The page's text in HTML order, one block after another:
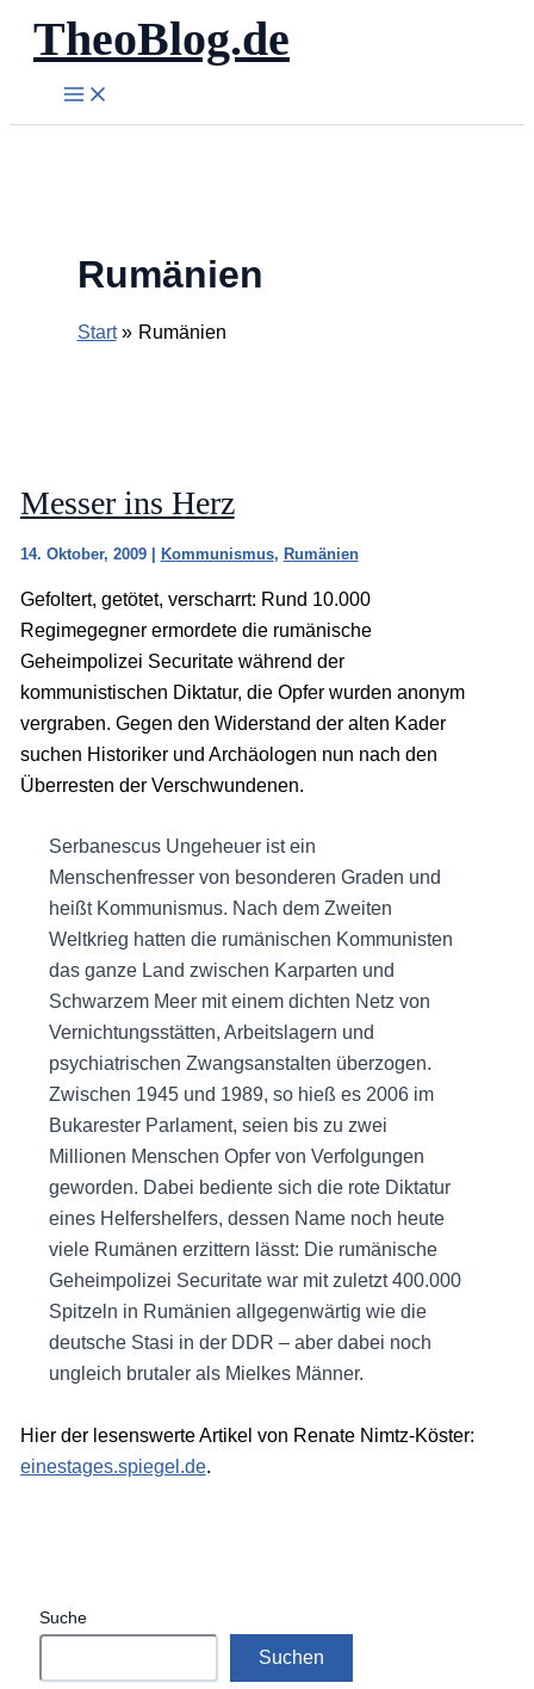
Zum
Inhalt
springen
TheoBlog.de
Rumänien
Start Rumänien
Messer ins Herz
14. Oktober, 2009 | Kommunismus, Rumänien
Gefoltert, getötet, verscharrt: Rund 10.000
Regimegegner ermordete die rumänische
Geheimpolizei Securitate während der
kommunistischen Diktatur, die Opfer wurden anonym
vergraben. Gegen den Widerstand der alten Kader
suchen Historiker und Archäologen nun nach den
Überresten der Verschwundenen.
Serbanescus Ungeheuer ist ein
Menschenfresser von besonderen Graden und
heißt Kommunismus. Nach dem Zweiten
Weltkrieg hatten die rumänischen Kommunisten
das ganze Land zwischen Karparten und
Schwarzem Meer mit einem dichten Netz von
Vernichtungsstätten, Arbeitslagern und
psychiatrischen Zwangsanstalten überzogen.
Zwischen 1945 und 1989, so hieß es 2006 im
Bukarester Parlament, seien bis zu zwei
Millionen Menschen Opfer von Verfolgungen
geworden. Dabei bediente sich die rote Diktatur
eines Helfershelfers, dessen Name noch heute
viele Rumänen erzittern lässt: Die rumänische
Geheimpolizei Securitate war mit zuletzt 400.000
Spitzeln in Rumänien allgegenwärtig wie die
deutsche Stasi in der DDR – aber dabei noch
ungleich brutaler als Mielkes Männer.
Hier der lesenswerte Artikel von Renate Nimtz-Köster:
einestages.spiegel.de.
Suche
Suchen